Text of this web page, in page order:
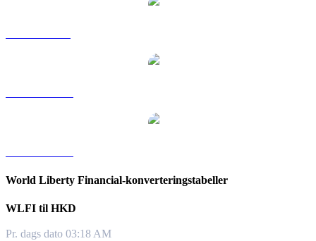
World Liberty Financial-konverteringstabeller
WLFI til HKD
Pr. dags dato 03:18 AM